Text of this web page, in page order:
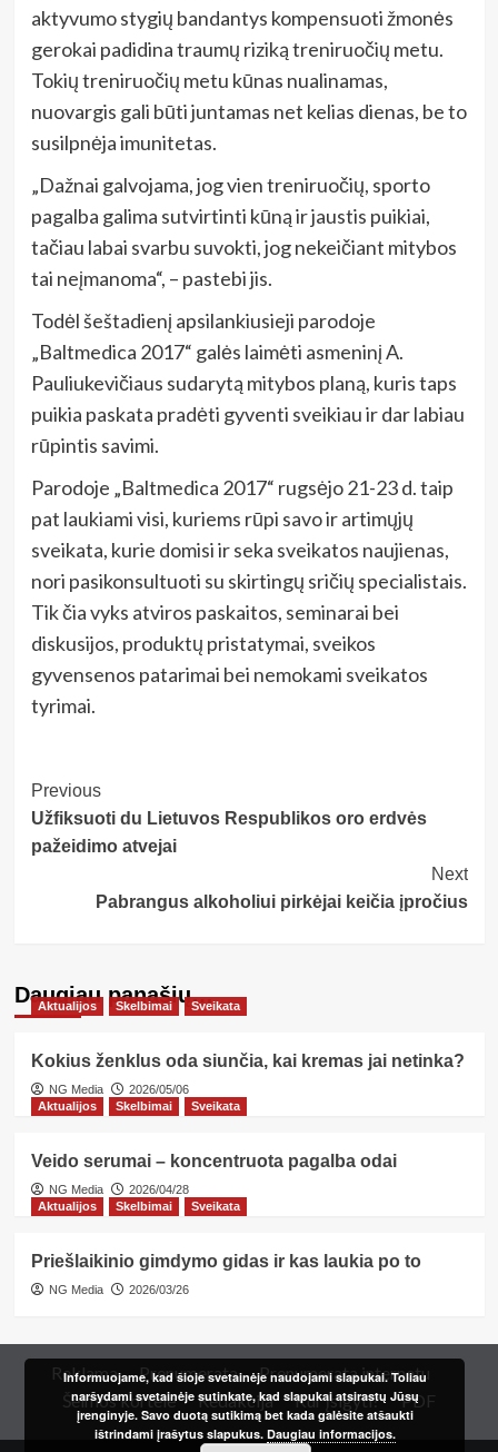
aktyvumo stygių bandantys kompensuoti žmonės
gerokai padidina traumų riziką treniruočių metu.
Tokių treniruočių metu kūnas nualinamas,
nuovargis gali būti juntamas net kelias dienas, be to
susilpnėja imunitetas.
„Dažnai galvojama, jog vien treniruočių, sporto
pagalba galima sutvirtinti kūną ir jaustis puikiai,
tačiau labai svarbu suvokti, jog nekeičiant mitybos
tai neįmanoma“, – pastebi jis.
Todėl šeštadienį apsilankiusieji parodoje
„Baltmedica 2017“ galės laimėti asmeninį A.
Pauliukevičiaus sudarytą mitybos planą, kuris taps
puikia paskata pradėti gyventi sveikiau ir dar labiau
rūpintis savimi.
Parodoje „Baltmedica 2017“ rugsėjo 21-23 d. taip
pat laukiami visi, kuriems rūpi savo ir artimųjų
sveikata, kurie domisi ir seka sveikatos naujienas,
nori pasikonsultuoti su skirtingų sričių specialistais.
Tik čia vyks atviros paskaitos, seminarai bei
diskusijos, produktų pristatymai, sveikos
gyvensenos patarimai bei nemokami sveikatos
tyrimai.
Post
Navigation
Previous
Užfiksuoti du Lietuvos Respublikos oro erdvės
pažeidimo atvejai
Next
Pabrangus alkoholiui pirkėjai keičia įpročius
Daugiau panašių…
Aktualijos Skelbimai Sveikata
Kokius ženklus oda siunčia, kai kremas jai netinka?
NG Media
2026/05/06
Aktualijos
Skelbimai Sveikata
Veido serumai – koncentruota pagalba odai
NG Media
2026/04/28
Aktualijos
Skelbimai Sveikata
Priešlaikinio gimdymo gidas ir kas laukia po to
NG Media 2026/03/26
Reklama Prenumerata
Prenumerata internetu
Šeimos kortelė
Redakcija Kur įsigyti? PDF
Informuojame, kad šioje svetainėje naudojami slapukai. Toliau
naršydami svetainėje sutinkate, kad slapukai atsirastų Jūsų
įrenginyje. Savo duotą sutikimą bet kada galėsite atšaukti
ištrindami įrašytus slapukus. Daugiau informacijos.